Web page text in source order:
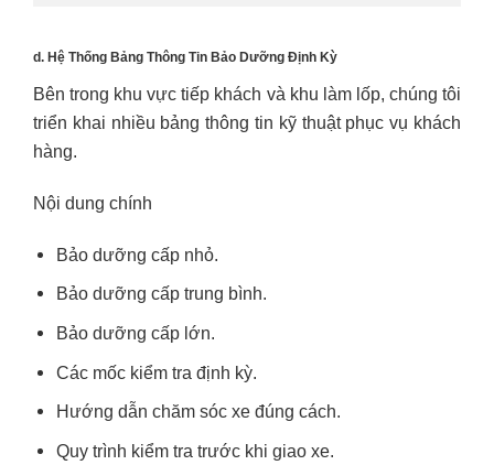
d. Hệ Thống Bảng Thông Tin Bảo Dưỡng Định Kỳ
Bên trong khu vực tiếp khách và khu làm lốp, chúng tôi
triển khai nhiều bảng thông tin kỹ thuật phục vụ khách
hàng.
Nội dung chính
Bảo dưỡng cấp nhỏ.
Bảo dưỡng cấp trung bình.
Bảo dưỡng cấp lớn.
Các mốc kiểm tra định kỳ.
Hướng dẫn chăm sóc xe đúng cách.
Quy trình kiểm tra trước khi giao xe.